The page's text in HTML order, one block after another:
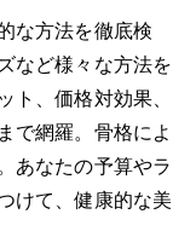
な方法を徹底検
など様々な方法を
ト、価格対効果、
で網羅。骨格によ
あなたの予算やラ
けて、健康的な美